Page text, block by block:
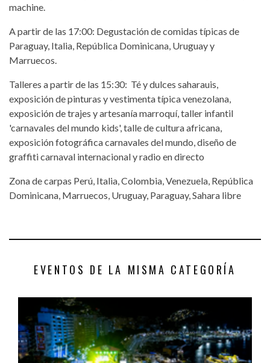
machine.
A partir de las 17:00: Degustación de comidas típicas de
Paraguay, Italia, República Dominicana, Uruguay y
Marruecos.
Talleres a partir de las 15:30: Té y dulces saharauis,
exposición de pinturas y vestimenta típica venezolana,
exposición de trajes y artesanía marroquí, taller infantil
'carnavales del mundo kids', talle de cultura africana,
exposición fotográfica carnavales del mundo, diseño de
graffiti carnaval internacional y radio en directo
Zona de carpas Perú, Italia, Colombia, Venezuela, República
Dominicana, Marruecos, Uruguay, Paraguay, Sahara libre
EVENTOS DE LA MISMA CATEGORÍA